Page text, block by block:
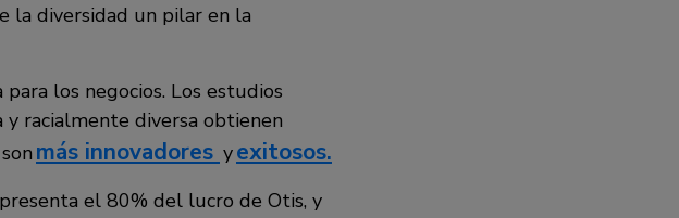
la diversidad un pilar en la
los negocios. Los estudios
racialmente diversa obtienen
más innovadores yexitosos.
el 80% del lucro de Otis, y